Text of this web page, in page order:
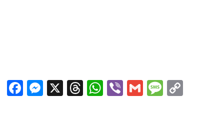
Facebook
Messenger
X Threads
WhatsApp
ViberGmail